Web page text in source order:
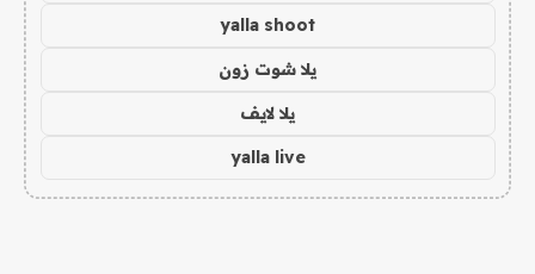
yalla shoot
يلا شوت زون
يلا لايف
yalla live